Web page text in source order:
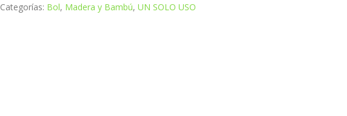
Categorías: Bol, Madera y Bambú,UN SOLO USO